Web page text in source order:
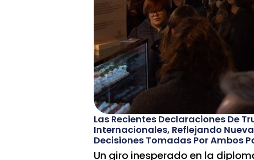
Las Recientes Declaraciones De
Internacionales, Reflejando
Decisiones Tomadas Por Ambos
Un giro inesperado en la